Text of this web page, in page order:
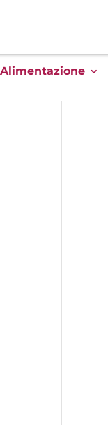
Alimentazione